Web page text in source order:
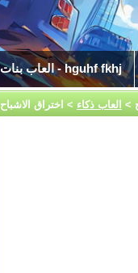
العاب بنات - hguhf fkhj
> العاب ذكاء > اختراق الاشباح